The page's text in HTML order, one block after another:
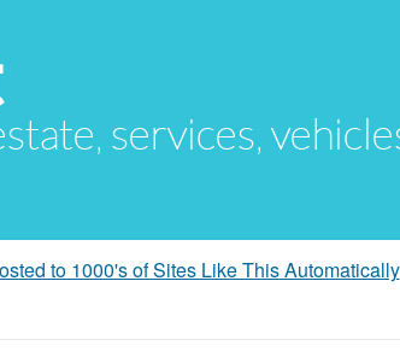
services,
to 1000's of Sites Like This Automatically